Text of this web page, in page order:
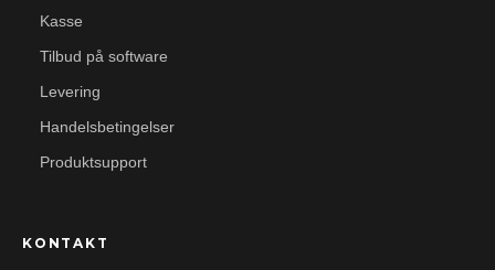
Kasse
Tilbud på software
Levering
Handelsbetingelser
Produktsupport
KONTAKT